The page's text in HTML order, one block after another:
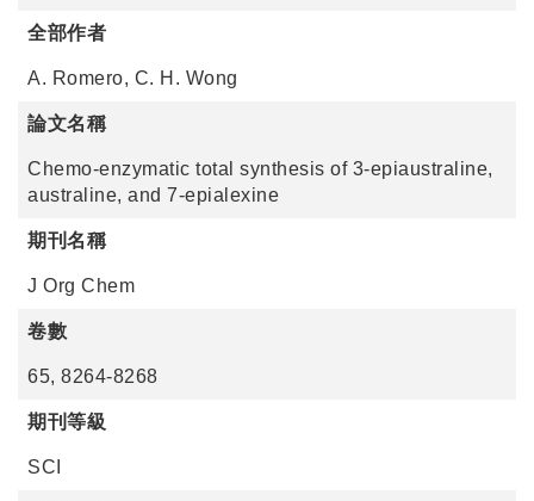
全部作者
A. Romero, C. H. Wong
論文名稱
Chemo-enzymatic total synthesis of 3-epiaustraline,
australine, and 7-epialexine
期刊名稱
J Org Chem
卷數
65, 8264-8268
期刊等級
SCI